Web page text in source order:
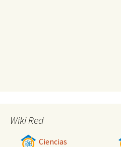
Wiki Red
Ciencias